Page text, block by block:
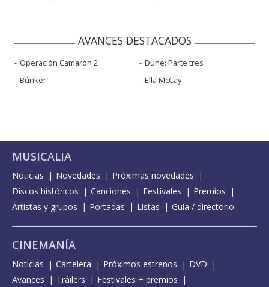
AVANCES DESTACADOS
Operación Camarón 2
Búnker
Dune: Parte tres
Ella McCay
MUSICALIA
Noticias Novedades
Próximas novedades
Discos históricos
Canciones Festivales
Premios
Artistas y grupos
Portadas Listas Guía / directorio
CINEMANÍA
Noticias Cartelera Próximos estrenos
DVD
Avances
Tráilers
Festivales + premios